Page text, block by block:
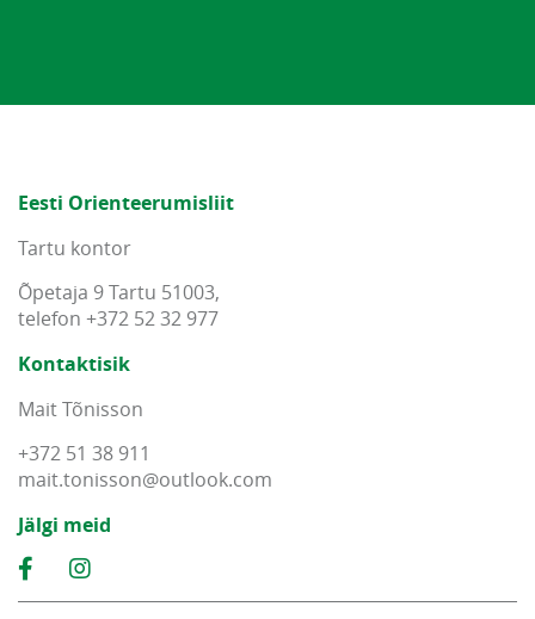
Eesti Orienteerumisliit
Tartu kontor
Õpetaja 9 Tartu 51003,
telefon +372 52 32 977
Kontaktisik
Mait Tõnisson
+372 51 38 911
mait.tonisson@outlook.com
Jälgi meid